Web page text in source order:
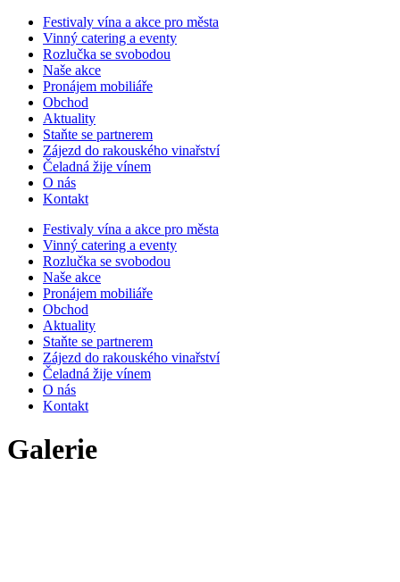
Festivaly vína a akce pro města
Vinný catering a eventy
Rozlučka se svobodou
Naše akce
Pronájem mobiliáře
Obchod
Aktuality
Staňte se partnerem
Zájezd do rakouského vinařství
Čeladná žije vínem
O nás
Kontakt
Festivaly vína a akce pro města
Vinný catering a eventy
Rozlučka se svobodou
Naše akce
Pronájem mobiliáře
Obchod
Aktuality
Staňte se partnerem
Zájezd do rakouského vinařství
Čeladná žije vínem
O nás
Kontakt
Galerie